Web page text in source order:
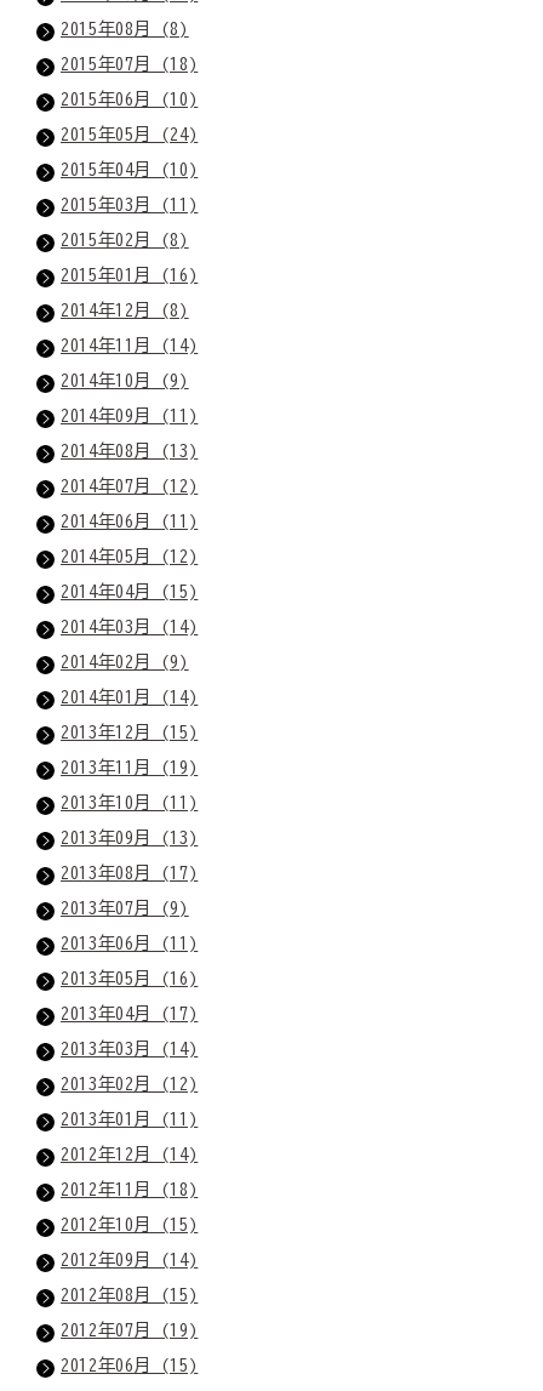
2015年08月 (8)
2015年07月 (18)
2015年06月 (10)
2015年05月 (24)
2015年04月 (10)
2015年03月 (11)
2015年02月 (8)
2015年01月 (16)
2014年12月 (8)
2014年11月 (14)
2014年10月 (9)
2014年09月 (11)
2014年08月 (13)
2014年07月 (12)
2014年06月 (11)
2014年05月 (12)
2014年04月 (15)
2014年03月 (14)
2014年02月 (9)
2014年01月 (14)
2013年12月 (15)
2013年11月 (19)
2013年10月 (11)
2013年09月 (13)
2013年08月 (17)
2013年07月 (9)
2013年06月 (11)
2013年05月 (16)
2013年04月 (17)
2013年03月 (14)
2013年02月 (12)
2013年01月 (11)
2012年12月 (14)
2012年11月 (18)
2012年10月 (15)
2012年09月 (14)
2012年08月 (15)
2012年07月 (19)
2012年06月 (15)